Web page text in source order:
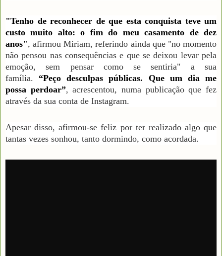
"Tenho de reconhecer de que esta conquista teve um
custo muito alto: o fim do meu casamento de dez
anos", afirmou Miriam, referindo ainda que "no momento
não pensou nas consequências e que se deixou levar pela
emoção, sem pensar como se sentiria" a sua
família. “Peço desculpas públicas. Que um dia me
possa perdoar”, acrescentou, numa publicação que fez
através da sua conta de Instagram.
Apesar disso, afirmou-se feliz por ter realizado algo que
tantas vezes sonhou, tanto dormindo, como acordada.